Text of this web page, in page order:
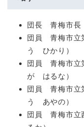
団長 青梅市
団員 青梅市立
う ひかり）
団員 青梅市立
が はるな）
団員 青梅市立
う あやの）
団員 青梅市